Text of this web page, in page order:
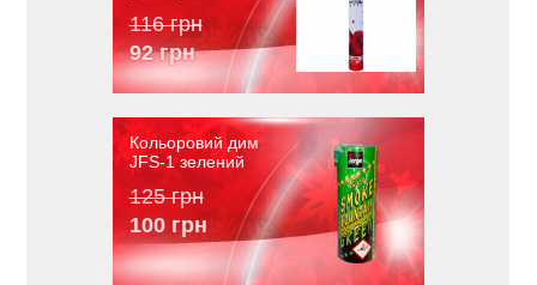
116 грн
92 грн
Кольоровий дим
JFS-1 зелений
125 грн
100 грн